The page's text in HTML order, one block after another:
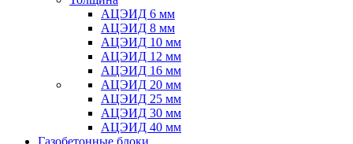
АЦЭИД 6 мм
АЦЭИД 8 мм
АЦЭИД 10 мм
АЦЭИД 12 мм
АЦЭИД 16 мм
АЦЭИД 20 мм
АЦЭИД 25 мм
АЦЭИД 30 мм
АЦЭИД 40 мм
Газобетонные блоки